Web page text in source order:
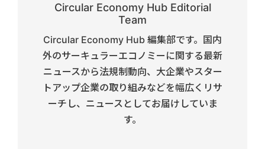
Circular Economy Hub Editorial
Team
Circular Economy Hub 編集部です。国内
外のサーキュラーエコノミーに関する最新
ニュースから法規制動向、大企業やスター
トアップ企業の取り組みなどを幅広くリサ
ーチし、ニュースとしてお届けしていま
す。